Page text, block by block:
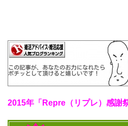
2015年「Repre（リプレ）感謝